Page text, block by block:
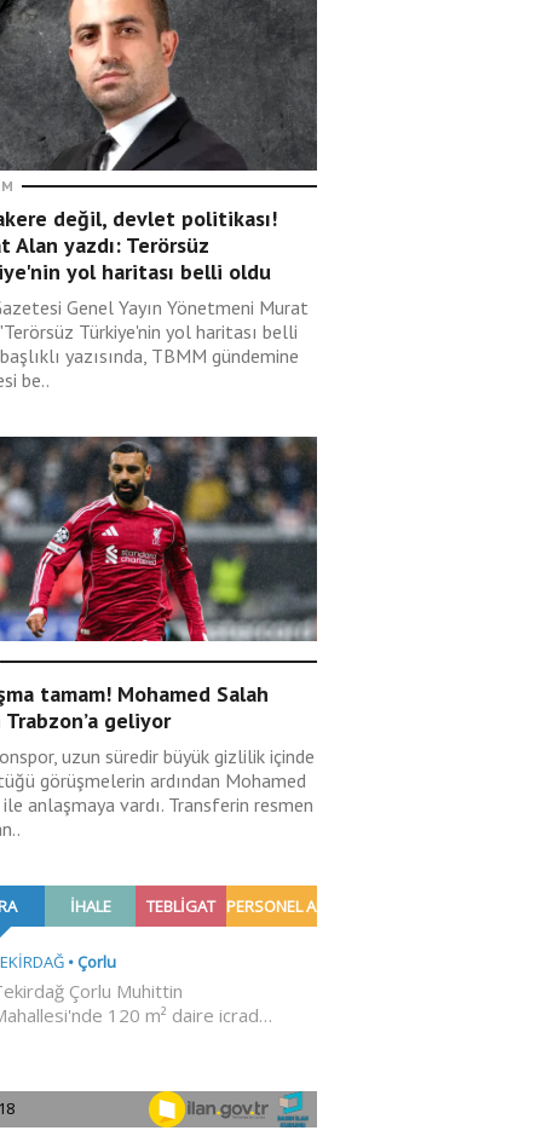
değil, devlet politikası!
Alan yazdı: Terörsüz
yol haritası belli oldu
Genel Yayın Yönetmeni Murat
Türkiye'nin yol haritası belli
yazısında, TBMM gündemine
be..
tamam! Mohamed Salah
Trabzon’a geliyor
uzun süredir büyük gizlilik içinde
görüşmelerin ardından Mohamed
anlaşmaya vardı. Transferin resmen